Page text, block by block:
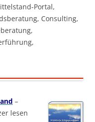
Portal,
Consulting,
–
lesen